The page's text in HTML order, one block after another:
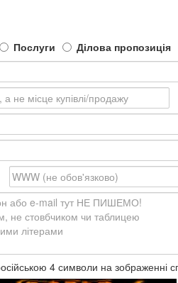
Послуги
Ділова пропозиція
4 символи на зображенні